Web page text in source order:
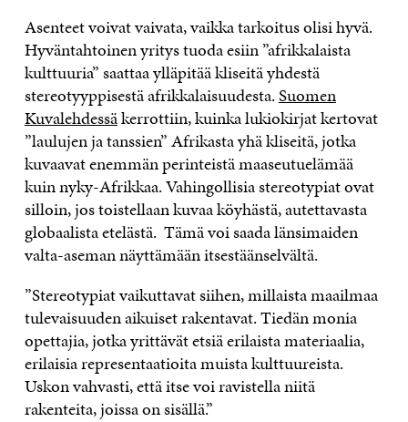
Asenteet voivat vaivata, vaikka tarkoitus olisi hyvä.
Hyväntahtoinen yritys tuoda esiin ”afrikkalaista
kulttuuria” saattaa ylläpitää kliseitä yhdestä
stereotyyppisestä afrikkalaisuudesta.Suomen
Kuvalehdessäkerrottiin, kuinka lukiokirjat kertovat
”laulujen ja tanssien” Afrikasta yhä kliseitä, jotka
kuvaavat enemmän perinteistä maaseutuelämää
kuin nyky-Afrikkaa. Vahingollisia stereotypiat ovat
silloin, jos toistellaan kuvaa köyhästä, autettavasta
globaalista etelästä. Tämä voi saada länsimaiden
valta-aseman näyttämään itsestäänselvältä.
”Stereotypiat vaikuttavat siihen, millaista maailmaa
tulevaisuuden aikuiset rakentavat. Tiedän monia
opettajia, jotka yrittävät etsiä erilaista materiaalia,
erilaisia representaatioita muista kulttuureista.
Uskon vahvasti, että itse voi ravistella niitä
rakenteita, joissa on sisällä.”